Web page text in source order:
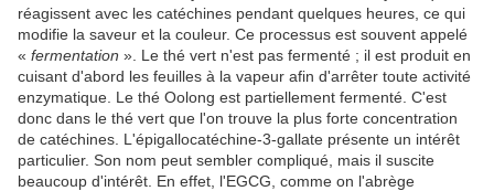
réagissent avec les catéchines pendant quelques heures, ce qui
modifie la saveur et la couleur. Ce processus est souvent appelé
« fermentation ». Le thé vert n'est pas fermenté ; il est produit en
cuisant d'abord les feuilles à la vapeur afin d'arrêter toute activité
enzymatique. Le thé Oolong est partiellement fermenté. C'est
donc dans le thé vert que l'on trouve la plus forte concentration
de catéchines. L'épigallocatéchine-3-gallate présente un intérêt
particulier. Son nom peut sembler compliqué, mais il suscite
beaucoup d'intérêt. En effet, l'EGCG, comme on l'abrège